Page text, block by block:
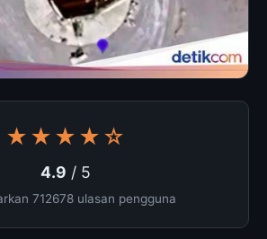
★★★★☆
4.9 / 5
712678 ulasan pengguna